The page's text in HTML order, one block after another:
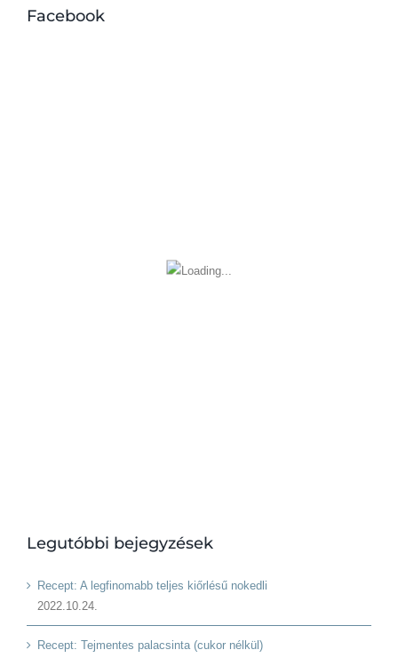
Facebook
Legutóbbi bejegyzések
Recept: A legfinomabb teljes kiőrlésű nokedli
2022.10.24.
Recept: Tejmentes palacsinta (cukor nélkül)